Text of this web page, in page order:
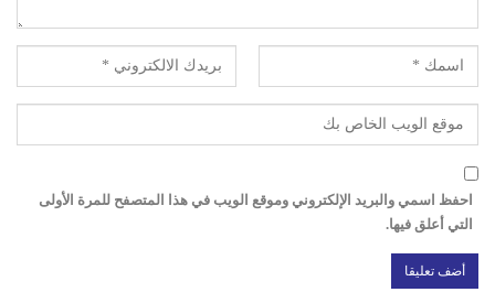
احفظ اسمي والبريد الإلكتروني وموقع الويب في هذا المتصفح للمرة الأولى
التي أعلق فيها.